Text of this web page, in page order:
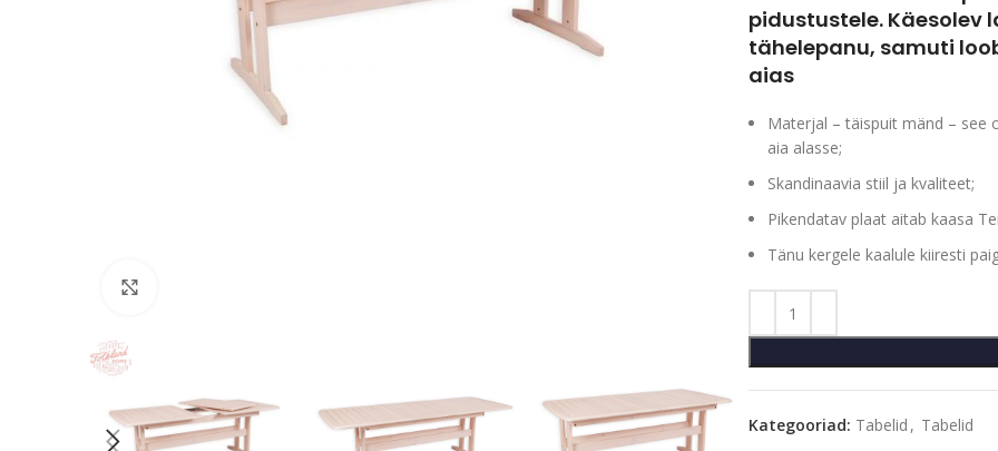
pidustustele. Käesolev
tähelepanu, samuti
aias
Materjal – täispuit mänd – see
aia alasse;
Skandinaavia stiil ja kvaliteet;
Pikendatav plaat aitab kaasa
Tänu kergele kaalule kiiresti
Kategooriad: Tabelid , Tabelid